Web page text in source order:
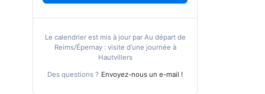
Le calendrier est mis à jour par Au départ de
Reims/Épernay : visite d’une journée à
Hautvillers
Des questions ? Envoyez-nous un e-mail !